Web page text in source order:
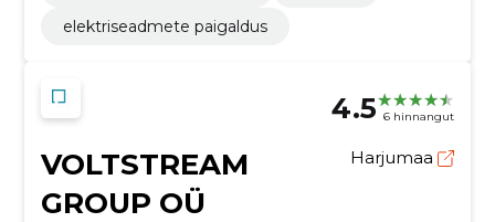
elektriseadmete paigaldus
4.5 6 hinnangut
VOLTSTREAM
GROUP OÜ
Harjumaa